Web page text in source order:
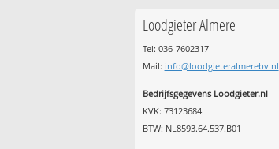
Loodgieter Almere
Tel: 036-7602317
Mail: info@loodgieteralmerebv.nl
Bedrijfsgegevens Loodgieter.nl
KVK: 73123684
BTW: NL8593.64.537.B01